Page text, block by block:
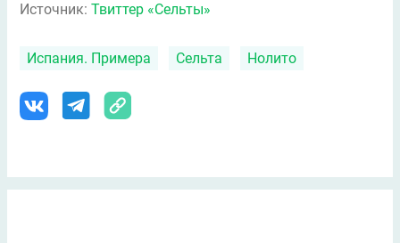
Источник: Твиттер «Сельты»
Испания. Примера Сельта Нолито